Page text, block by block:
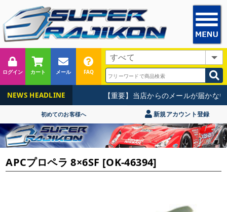
ログイン カート メール FAQ
NEWS HEADLINE 【重要】当店からのメールが届かない
初めてのお客様へ 新規アカウント登録
APCプロペラ 8×6SF [OK-46394]